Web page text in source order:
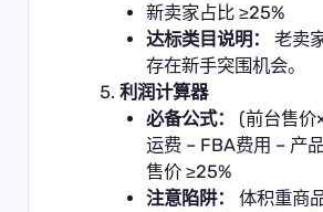
新卖家占比 ≥25%
达标类目说明：
老卖
存在新手突围机会。
利润计算器
必备公式：
(前台售价
运费 – FBA费用 – 产
售价 ≥25%
注意陷阱：
体积重商